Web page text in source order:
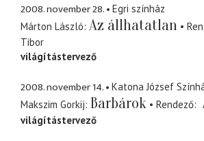
2008. november 28.
Egri színház
Márton László Az állhatatlan
Tibor
világítástervező
2008. november 14.
Katona József
Makszim Gorkij Barbárok Rendező
világítástervező